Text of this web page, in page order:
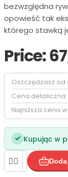
bezwzględna
opowieść tak
którego stawką
Price:
Oszczędzasz od
Cena detaliczna:
Najniższa cena
✓ Kupując w
 